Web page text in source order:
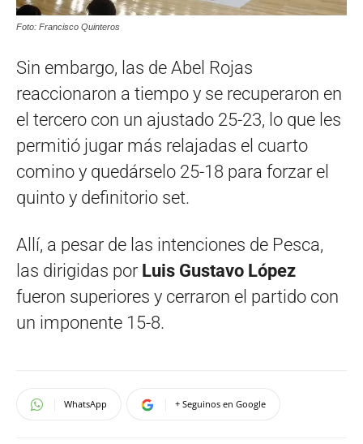
Foto: Francisco Quinteros
Sin embargo, las de Abel Rojas
reaccionaron a tiempo y se recuperaron en
el tercero con un ajustado 25-23, lo que les
permitió jugar más relajadas el cuarto
comino y quedárselo 25-18 para forzar el
quinto y definitorio set.
Allí, a pesar de las intenciones de Pesca,
las dirigidas por Luis Gustavo López
fueron superiores y cerraron el partido con
un imponente 15-8.
WhatsApp + Seguinos en Google